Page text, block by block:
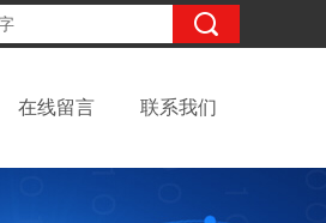
在线留言 联系我们